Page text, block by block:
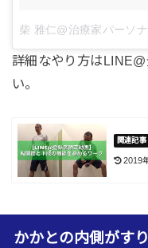
詳細なやり方は
い。
2019
かかとの内側がす